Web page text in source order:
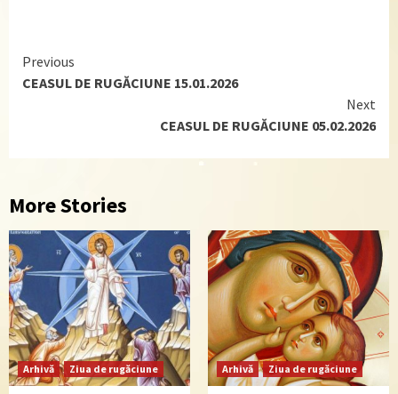
Continue
Reading
Previous
CEASUL DE RUGĂCIUNE 15.01.2026
Next
CEASUL DE RUGĂCIUNE 05.02.2026
More Stories
Arhivă Ziua de rugăciune Arhivă Ziua de rugăciune